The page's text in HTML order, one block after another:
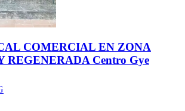
COMERCIAL EN ZONA
REGENERADA Centro Gye